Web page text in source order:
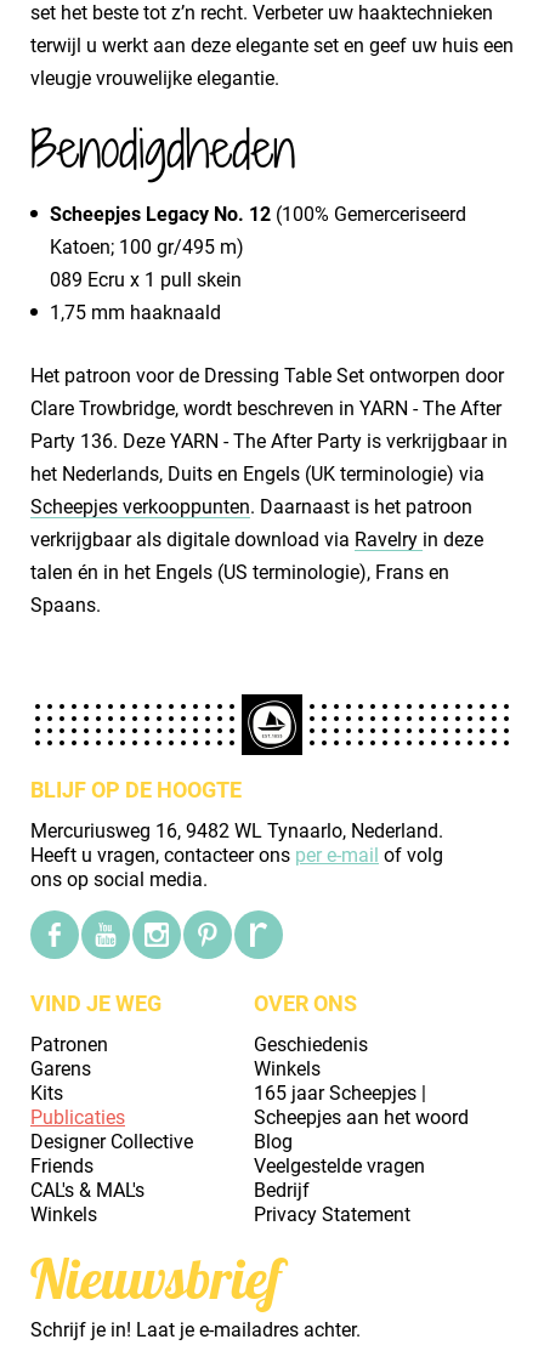
set het beste tot z’n recht. Verbeter uw haaktechnieken
terwijl u werkt aan deze elegante set en geef uw huis een
vleugje vrouwelijke elegantie.
Benodigdheden
Scheepjes Legacy No. 12 (100% Gemerceriseerd
Katoen; 100 gr/495 m)
089 Ecru x 1 pull skein
1,75 mm haaknaald
Het patroon voor de Dressing Table Set ontworpen door
Clare Trowbridge, wordt beschreven in YARN - The After
Party 136. Deze YARN - The After Party is verkrijgbaar in
het Nederlands, Duits en Engels (UK terminologie) via
Scheepjes verkooppunten. Daarnaast is het patroon
verkrijgbaar als digitale download via Ravelry in deze
talen én in het Engels (US terminologie), Frans en
Spaans.
BLIJF OP DE HOOGTE
Mercuriusweg 16, 9482 WL Tynaarlo, Nederland.
Heeft u vragen, contacteer ons per e-mail of volg
ons op social media.
VIND JE WEG
Patronen
Garens
Kits
Publicaties
Designer Collective
Friends
CAL's & MAL's
Winkels
OVER ONS
Geschiedenis
Winkels
165 jaar Scheepjes |
Scheepjes aan het woord
Blog
Veelgestelde vragen
Bedrijf
Privacy Statement
Nieuwsbrief
Schrijf je in! Laat je e-mailadres achter.